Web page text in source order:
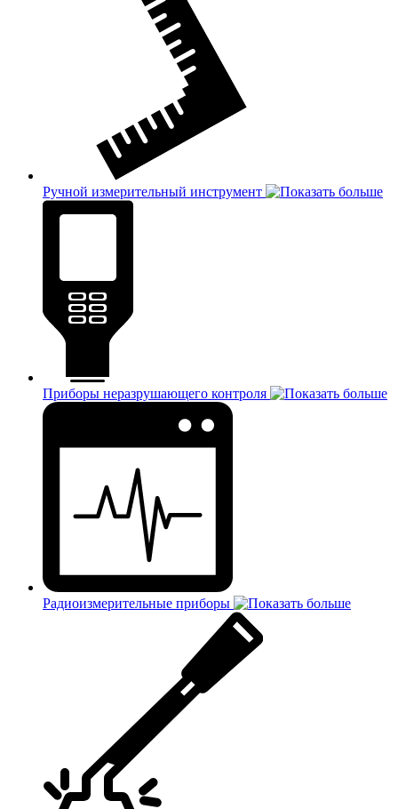
Ручной измерительный инструмент
Приборы неразрушающего контроля
Радиоизмерительные приборы